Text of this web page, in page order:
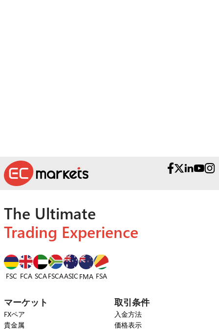
The Ultimate
Trading Experience
FSC FCA SCAFSCAASIC FMA FSA
マーケット
FXペア
貴金属
取引条件
入金方法
価格表示